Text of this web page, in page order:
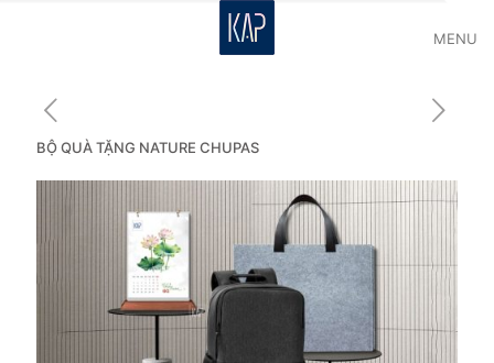
MENU
BỘ QUÀ TẶNG NATURE CHUPAS